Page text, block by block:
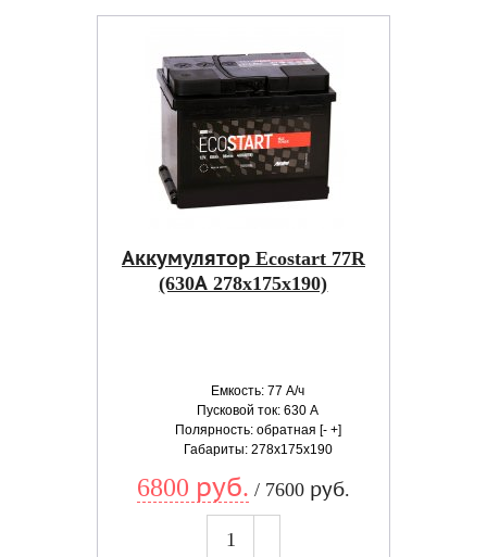
Аккумулятор Ecostart 77R
(630А 278x175x190)
Емкость: 77 А/ч
Пусковой ток: 630 А
Полярность: обратная [- +]
Габариты: 278x175x190
6800 руб. / 7600 руб.